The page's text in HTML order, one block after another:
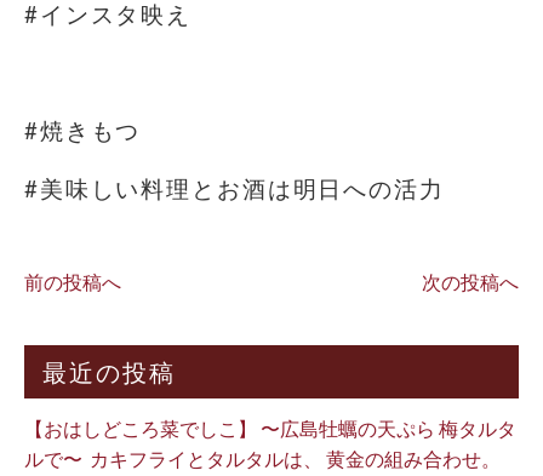
#インスタ映え
#焼きもつ
#美味しい料理とお酒は明日への活力
前の投稿へ 次の投稿へ
最近の投稿
【おはしどころ菜でしこ】 〜広島牡蠣の天ぷら 梅タルタ
ルで〜 ⁡ カキフライとタルタルは、 黄金の組み合わせ。 ⁡